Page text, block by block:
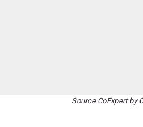
Source CoExpert by